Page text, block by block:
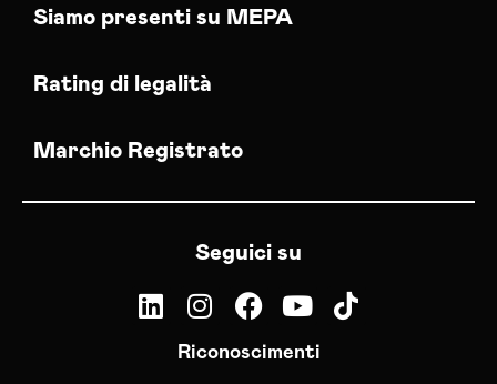
Siamo presenti su MEPA
Rating di legalità
Marchio Registrato
Seguici su
Riconoscimenti